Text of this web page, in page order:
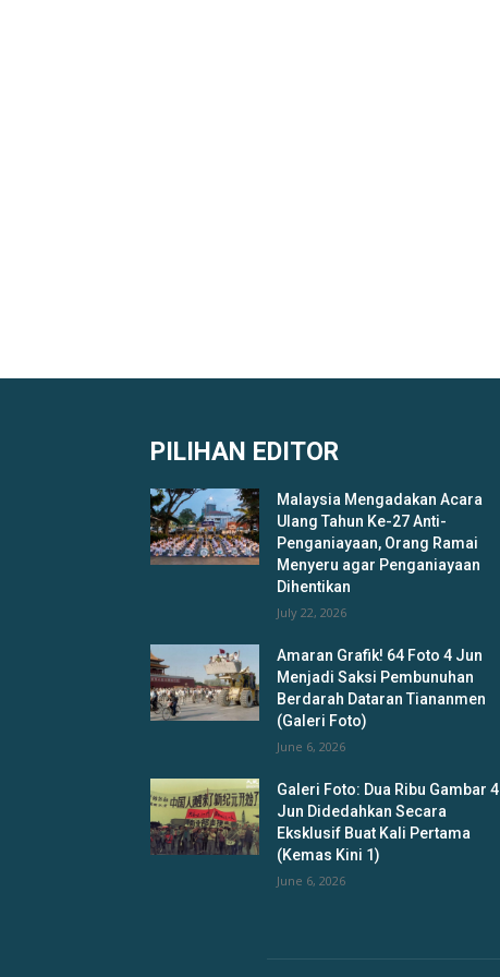
PILIHAN EDITOR
Malaysia Mengadakan Acara
Ulang Tahun Ke-27 Anti-
Penganiayaan, Orang Ramai
Menyeru agar Penganiayaan
Dihentikan
July 22, 2026
Amaran Grafik! 64 Foto 4 Jun
Menjadi Saksi Pembunuhan
Berdarah Dataran Tiananmen
(Galeri Foto)
June 6, 2026
Galeri Foto: Dua Ribu Gambar 4
Jun Didedahkan Secara
Eksklusif Buat Kali Pertama
(Kemas Kini 1)
June 6, 2026